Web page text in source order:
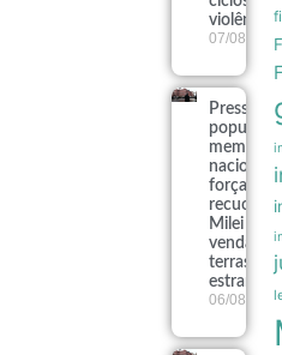
violência
07/08
Pressão
popular e
memória
nacional
forçam
recuo de
Milei sobre
venda de
terras a
06/08